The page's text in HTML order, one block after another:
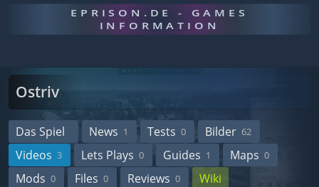
EPRISON.DE - GAMES
INFORMATION
Ostriv
Das Spiel News 1 Tests 0 Bilder 62
Videos 3 Lets Plays 0 Guides 1 Maps 0
Mods 0 Files 0 Reviews 0 Wiki